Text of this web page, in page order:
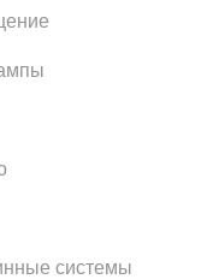
системы